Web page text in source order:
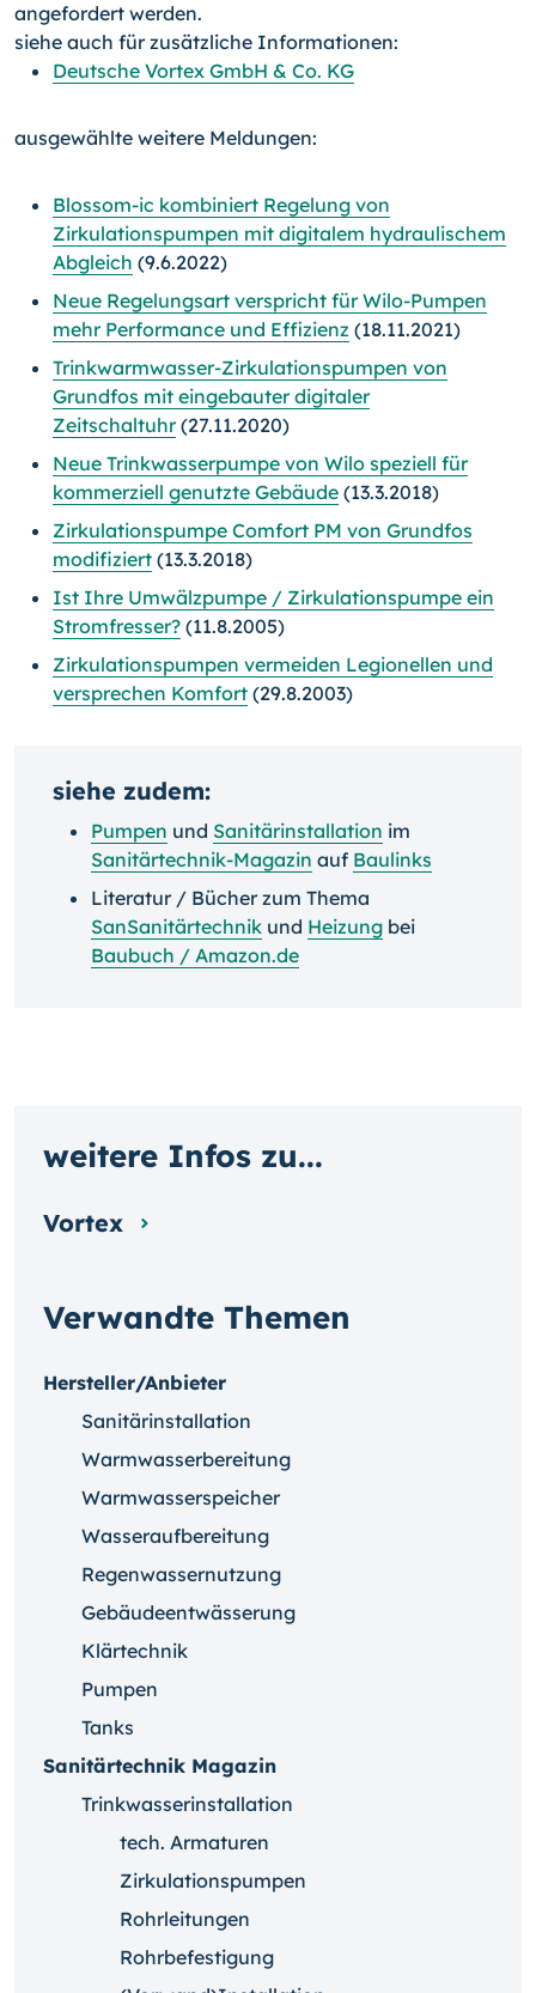
angefordert werden.
siehe auch für zusätzliche Informationen:
Deutsche Vortex GmbH & Co. KG
ausgewählte weitere Meldungen:
Blossom-ic kombiniert Regelung von
Zirkulationspumpen mit digitalem hydraulischem
Abgleich (9.6.2022)
Neue Regelungsart verspricht für Wilo-Pumpen
mehr Performance und Effizienz (18.11.2021)
Trinkwarmwasser-Zirkulationspumpen von
Grundfos mit eingebauter digitaler
Zeitschaltuhr(27.11.2020)
Neue Trinkwasserpumpe von Wilo speziell für
kommerziell genutzte Gebäude (13.3.2018)
Zirkulationspumpe Comfort PM von Grundfos
modifiziert (13.3.2018)
Ist Ihre Umwälzpumpe / Zirkulationspumpe ein
Stromfresser? (11.8.2005)
Zirkulationspumpen vermeiden Legionellen und
versprechen Komfort (29.8.2003)
siehe zudem:
Pumpen und Sanitärinstallation im
Sanitärtechnik-Magazin auf Baulinks
Literatur / Bücher zum Thema
SanSanitärtechnik und Heizung bei
Baubuch / Amazon.de
Verwandte Themen
Hersteller/Anbieter
Sanitärinstallation
Warmwasserbereitung
Warmwasserspeicher
Wasseraufbereitung
Regenwassernutzung
Gebäudeentwässerung
Klärtechnik
Pumpen
Tanks
Sanitärtechnik Magazin
Trinkwasserinstallation
tech. Armaturen
Zirkulationspumpen
Rohrleitungen
Rohrbefestigung
weitere Infos zu...
Vortex